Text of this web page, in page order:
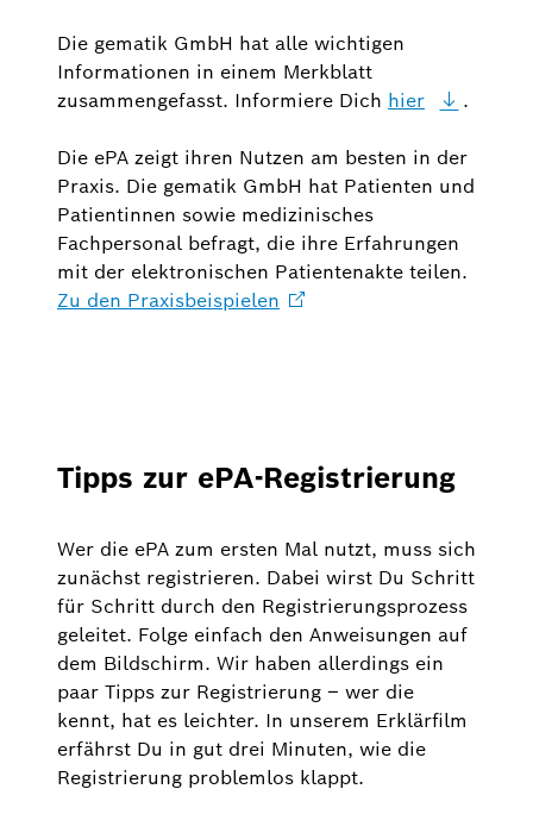
Die gematik GmbH hat alle wichtigen
Informationen in einem Merkblatt
zusammengefasst. Informiere Dich hier .
Die ePA zeigt ihren Nutzen am besten in der
Praxis. Die gematik GmbH hat Patienten und
Patientinnen sowie medizinisches
Fachpersonal befragt, die ihre Erfahrungen
mit der elektronischen Patientenakte teilen.
Zu den Praxisbeispielen
Tipps zur ePA-Registrierung
Wer die ePA zum ersten Mal nutzt, muss sich
zunächst registrieren. Dabei wirst Du Schritt
für Schritt durch den Registrierungsprozess
geleitet. Folge einfach den Anweisungen auf
dem Bildschirm. Wir haben allerdings ein
paar Tipps zur Registrierung – wer die
kennt, hat es leichter. In unserem Erklärfilm
erfährst Du in gut drei Minuten, wie die
Registrierung problemlos klappt.